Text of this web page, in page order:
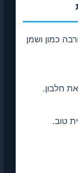
כמון ושמן
חלבון.
טוב.